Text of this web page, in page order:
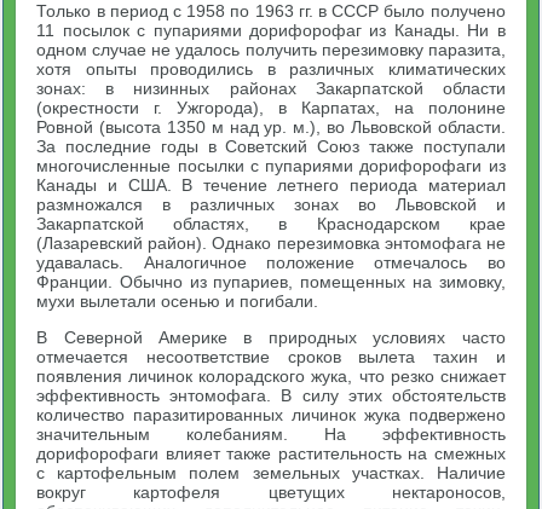
Только в период с 1958 по 1963 гг. в СССР было получено
11 посылок с пупариями дорифорофаг из Канады. Ни в
одном случае не удалось получить перезимовку паразита,
хотя опыты проводились в различных климатических
зонах: в низинных районах Закарпатской области
(окрестности г. Ужгорода), в Карпатах, на полонине
Ровной (высота 1350 м над ур. м.), во Львовской области.
За последние годы в Советский Союз также поступали
многочисленные посылки с пупариями дорифорофаги из
Канады и США. В течение летнего периода материал
размножался в различных зонах во Львовской и
Закарпатской областях, в Краснодарском крае
(Лазаревский район). Однако перезимовка энтомофага не
удавалась. Аналогичное положение отмечалось во
Франции. Обычно из пупариев, помещенных на зимовку,
мухи вылетали осенью и погибали.
В Северной Америке в природных условиях часто
отмечается несоответствие сроков вылета тахин и
появления личинок колорадского жука, что резко снижает
эффективность энтомофага. В силу этих обстоятельств
количество паразитированных личинок жука подвержено
значительным колебаниям. На эффективность
дорифорофаги влияет также растительность на смежных
с картофельным полем земельных участках. Наличие
вокруг картофеля цветущих нектароносов,